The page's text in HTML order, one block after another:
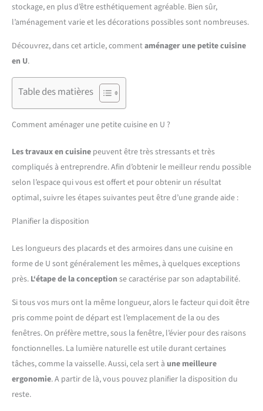
stockage, en plus d’être esthétiquement agréable. Bien sûr,
l’aménagement varie et les décorations possibles sont nombreuses.
Découvrez, dans cet article, commentaménager une petite cuisine
en U.
Table des matières
Comment aménager une petite cuisine en U ?
Les travaux en cuisine peuvent être très stressants et très
compliqués à entreprendre. Afin d’obtenir le meilleur rendu possible
selon l’espace qui vous est offert et pour obtenir un résultat
optimal, suivre les étapes suivantes peut être d’une grande aide :
Planifier la disposition
Les longueurs des placards et des armoires dans une cuisine en
forme de U sont généralement les mêmes, à quelques exceptions
près. L‘étape de la conception se caractérise par son adaptabilité.
Si tous vos murs ont la même longueur, alors le facteur qui doit être
pris comme point de départ est l’emplacement de la ou des
fenêtres. On préfère mettre, sous la fenêtre, l’évier pour des raisons
fonctionnelles. La lumière naturelle est utile durant certaines
tâches, comme la vaisselle. Aussi, cela sert à une meilleure
ergonomie. A partir de là, vous pouvez planifier la disposition du
reste.